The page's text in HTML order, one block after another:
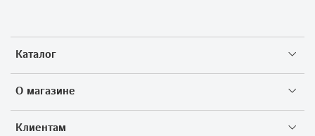
Каталог
О магазине
Клиентам